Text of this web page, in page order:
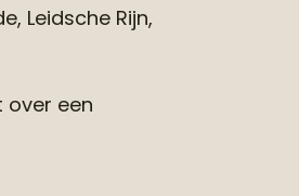
Leidsche Rijn,
over een